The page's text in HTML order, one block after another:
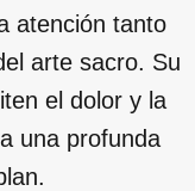
atención tanto
arte sacro. Su
el dolor y la
una profunda